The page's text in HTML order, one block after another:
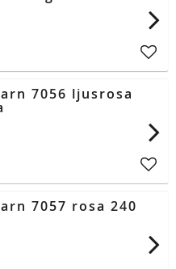
7056 ljusrosa
7057 rosa 240